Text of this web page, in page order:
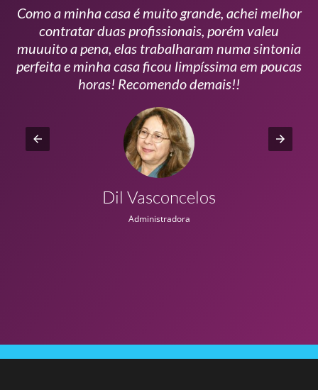
Como a minha casa é muito grande, achei melhor
contratar duas profissionais, porém valeu
muuuito a pena, elas trabalharam numa sintonia
perfeita e minha casa ficou limpíssima em poucas
horas! Recomendo demais!!
Dil Vasconcelos
Administradora